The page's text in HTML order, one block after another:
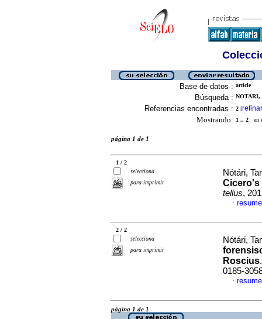
Base de datos : article
Búsqueda : NOTARI,
Referencias encontradas : 2 [refinar
Mostrando: 1 .. 2 en
página 1 de 1
1 / 2
selecciona
para imprimir
Nótári,
Cicero's
tellus,
·
2 / 2
selecciona
para imprimir
Nótári,
Roscius
0185-
·
página 1 de 1